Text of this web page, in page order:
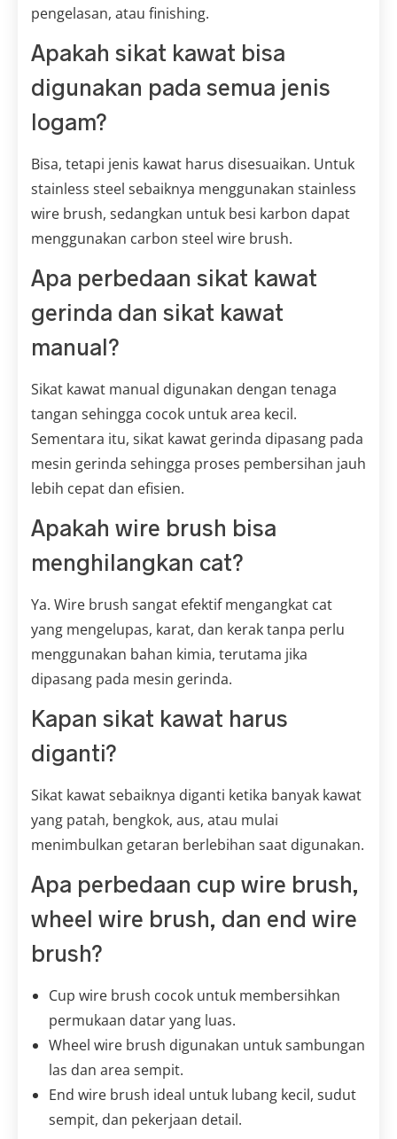
pengelasan, atau finishing.
Apakah sikat kawat bisa
digunakan pada semua jenis
logam?
Bisa, tetapi jenis kawat harus disesuaikan. Untuk
stainless steel sebaiknya menggunakan stainless
wire brush, sedangkan untuk besi karbon dapat
menggunakan carbon steel wire brush.
Apa perbedaan sikat kawat
gerinda dan sikat kawat
manual?
Sikat kawat manual digunakan dengan tenaga
tangan sehingga cocok untuk area kecil.
Sementara itu, sikat kawat gerinda dipasang pada
mesin gerinda sehingga proses pembersihan jauh
lebih cepat dan efisien.
Apakah wire brush bisa
menghilangkan cat?
Ya. Wire brush sangat efektif mengangkat cat
yang mengelupas, karat, dan kerak tanpa perlu
menggunakan bahan kimia, terutama jika
dipasang pada mesin gerinda.
Kapan sikat kawat harus
diganti?
Sikat kawat sebaiknya diganti ketika banyak kawat
yang patah, bengkok, aus, atau mulai
menimbulkan getaran berlebihan saat digunakan.
Apa perbedaan cup wire brush,
wheel wire brush, dan end wire
brush?
Cup wire brush cocok untuk membersihkan
permukaan datar yang luas.
Wheel wire brush digunakan untuk sambungan
las dan area sempit.
End wire brush ideal untuk lubang kecil, sudut
sempit, dan pekerjaan detail.